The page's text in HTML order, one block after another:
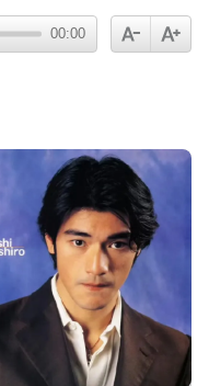
00:00